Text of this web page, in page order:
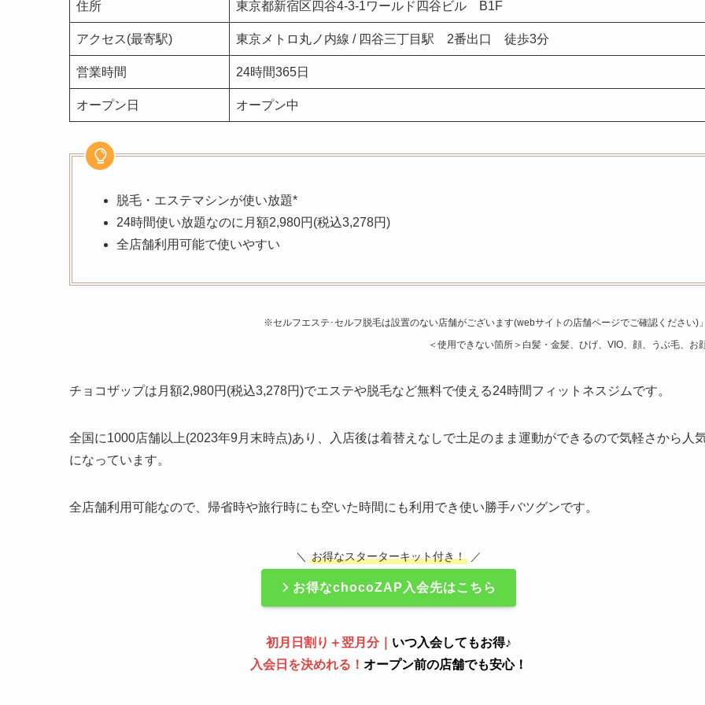
住所 東京都新宿区四谷4-3-1ワールド四谷ビル B1F
アクセス(最寄駅) 東京メトロ丸ノ内線 / 四谷三丁目駅 2番出口 徒歩3分
営業時間 24時間365日
オープン日 オープン中
脱毛・エステマシンが使い放題*
24時間使い放題なのに月額2,980円(税込3,278円)
全店舗利用可能で使いやすい
※セルフエステ･セルフ脱毛は設置のない店舗がございます(webサイトの店舗ページでご確認ください)
＜使用できない箇所＞白髪・金髪、ひげ、VIO、顔、うぶ毛、お
チョコザップは月額2,980円(税込3,278円)でエステや脱毛など無料で使える24時間フィットネスジムです。
全国に1000店舗以上(2023年9月末時点)あり、入店後は着替えなしで土足のまま運動ができるので気軽さから人
になっています。
全店舗利用可能なので、帰省時や旅行時にも空いた時間にも利用でき使い勝手バツグンです。
＼ お得なスターターキット付き！ ／
お得なchocoZAP入会先はこちら
初月日割り＋翌月分｜ いつ入会してもお得♪
入会日を決めれる！ オープン前の店舗でも安心！